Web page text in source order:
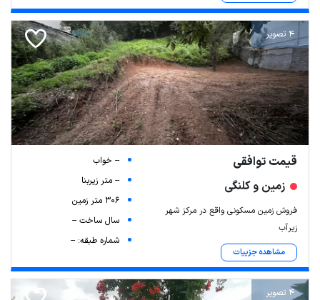
4 تصویر
قیمت توافقی
زمین و کلنگی
فروش زمین مسکونی واقع در مرکز شهر
زیرآب
مشاهده جزییات
-- خواب
-- متر زیربنا
306 متر زمین
سال ساخت --
شماره طبقه: --
4 تصویر